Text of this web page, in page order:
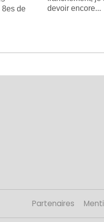
8es de
devoir encore...
Partenaires